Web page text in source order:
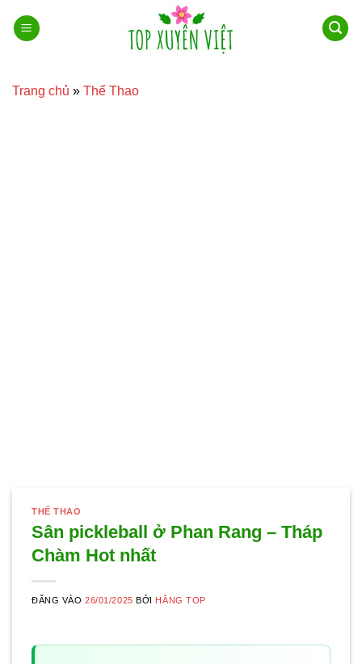
qua
Trang chủ » Thể Thao
THỂ THAO
Sân pickleball ở Phan Rang – Tháp
Chàm Hot nhất
ĐĂNG VÀO26/01/2025 BỞI HẰNG TOP